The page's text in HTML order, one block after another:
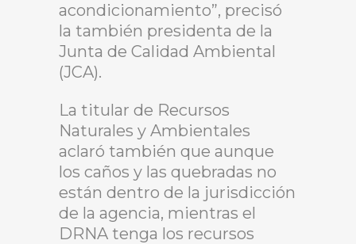
acondicionamiento”, precisó
la también presidenta de la
Junta de Calidad Ambiental
(JCA).
La titular de Recursos
Naturales y Ambientales
aclaró también que aunque
los caños y las quebradas no
están dentro de la jurisdicción
de la agencia, mientras el
DRNA tenga los recursos